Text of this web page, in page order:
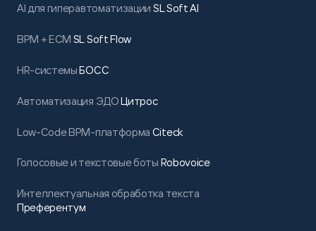
AI для гиперавтоматизации SL Soft AI
BPM + ECM SL Soft Flow
HR-системыБОСС
Автоматизация ЭДОЦитрос
Low-Code BPM-платформа Citeck
Голосовые и текстовые боты Robovoice
Интеллектуальная обработка текста
Преферентум